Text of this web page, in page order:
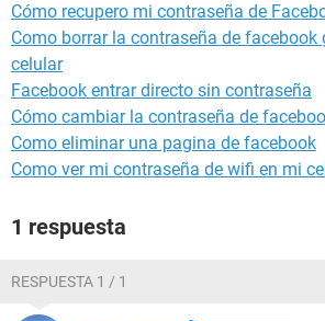
Cómo recupero mi contraseña de
Como borrar la contraseña de facebook
celular
Facebook entrar directo sin contraseña
Cómo cambiar la contraseña de
Como eliminar una pagina de facebook
Como ver mi contraseña de wifi en mi
1 respuesta
RESPUESTA 1 / 1